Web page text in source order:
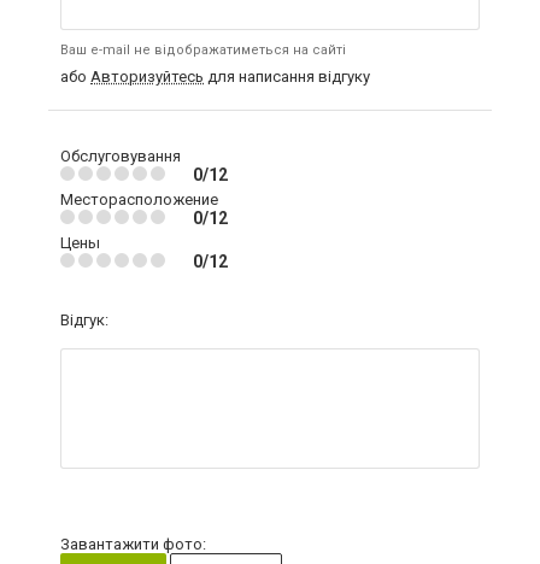
Ваш e-mail не відображатиметься на сайті
або Авторизуйтесь для написання відгуку
Обслуговування
0/12
Месторасположение
0/12
Цены
0/12
Відгук:
Завантажити фото: